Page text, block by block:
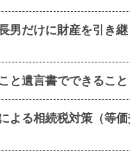
男だけに財産を引き
と遺言書でできること
よる相続税対策（等